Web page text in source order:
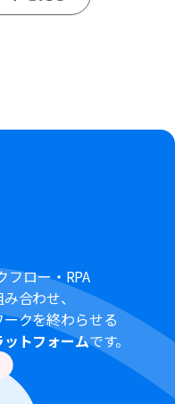
定では、連携するカレン
可能です。
分、60分の間隔で起動
異なりますので、ご注意
フロー・RPA
合わせ、
クを終わらせる
トフォームです。